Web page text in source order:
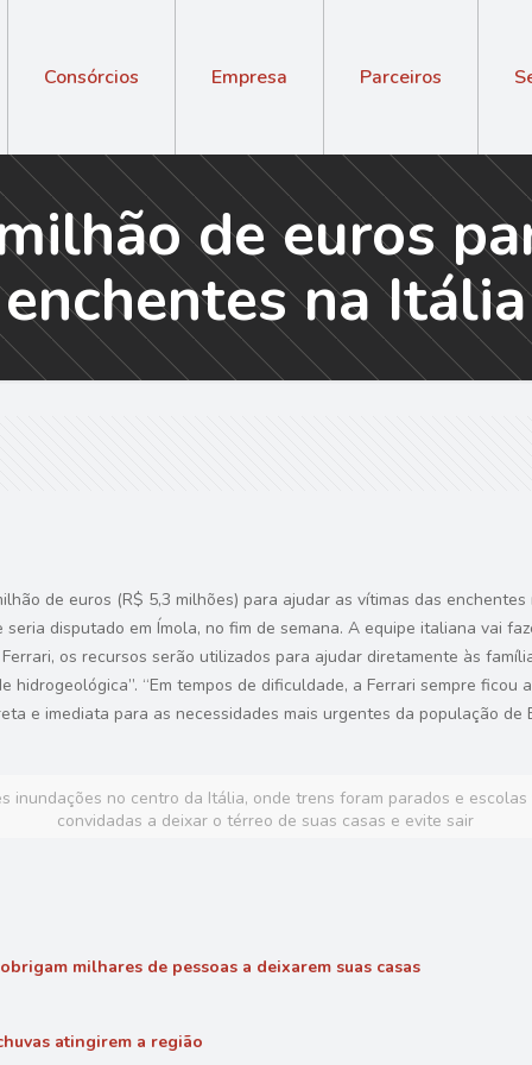
Consórcios Empresa Parceiros
de euros
enchentes na Itália
de euros (R$ 5,3 milhões) para ajudar as vítimas das enchentes
seria disputado em Ímola, no fim de semana. A equipe italiana vai
os recursos serão utilizados para ajudar diretamente às
“Em tempos de dificuldade, a Ferrari sempre ficou
e imediata para as necessidades mais urgentes da população
inundações no centro da Itália, onde trens foram parados e
convidadas a deixar o térreo de suas casas e evite sair
milhares de pessoas a deixarem suas casas
atingirem a região